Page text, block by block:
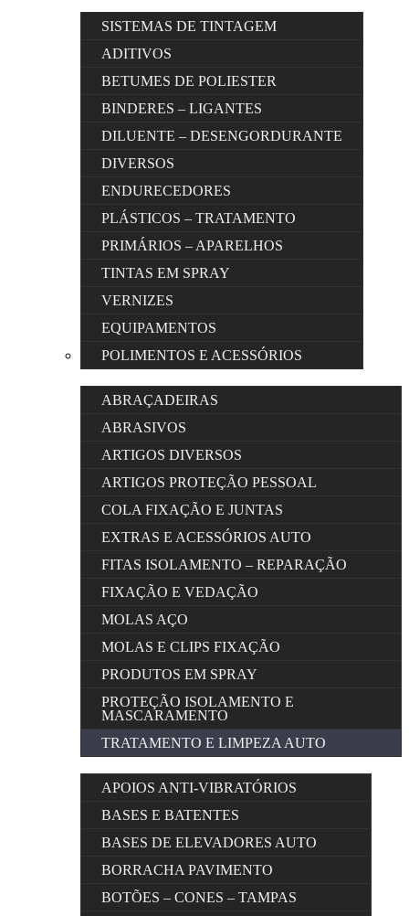
SISTEMAS DE TINTAGEM
ADITIVOS
BETUMES DE POLIESTER
BINDERES – LIGANTES
DILUENTE – DESENGORDURANTE
DIVERSOS
ENDURECEDORES
PLÁSTICOS – TRATAMENTO
PRIMÁRIOS – APARELHOS
TINTAS EM SPRAY
VERNIZES
EQUIPAMENTOS
POLIMENTOS E ACESSÓRIOS
ABRAÇADEIRAS
ABRASIVOS
ARTIGOS DIVERSOS
ARTIGOS PROTEÇÃO PESSOAL
COLA FIXAÇÃO E JUNTAS
EXTRAS E ACESSÓRIOS AUTO
FITAS ISOLAMENTO – REPARAÇÃO
FIXAÇÃO E VEDAÇÃO
MOLAS AÇO
MOLAS E CLIPS FIXAÇÃO
PRODUTOS EM SPRAY
PROTEÇÃO ISOLAMENTO E
MASCARAMENTO
TRATAMENTO E LIMPEZA AUTO
APOIOS ANTI-VIBRATÓRIOS
BASES E BATENTES
BASES DE ELEVADORES AUTO
BORRACHA PAVIMENTO
BOTÕES – CONES – TAMPAS